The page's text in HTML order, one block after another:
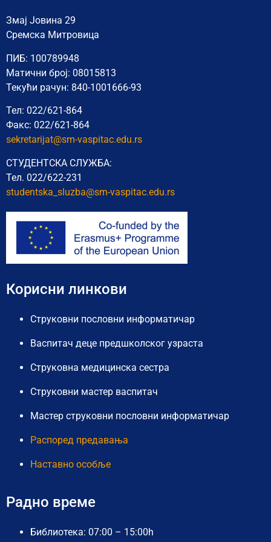
Змај Јовина 29
Сремска Митровица
ПИБ: 100789948
Матични број: 08015813
Текући рачун: 840-1001666-93
Тел: 022/621-864
Факс: 022/621-864
sekretarijat@sm-vaspitac.edu.rs
СТУДЕНТСКА СЛУЖБА:
Тел. 022/622-231
studentska_sluzba@sm-vaspitac.edu.rs
Корисни линкови
Струковни пословни информатичар
Васпитач деце предшколског узраста
Струковна медицинска сестра
Струковни мастер васпитач
Мастер струковни пословни информатичар
Распоред предавања
Наставно особље
Радно време
Библиотека: 07:00 – 15:00h